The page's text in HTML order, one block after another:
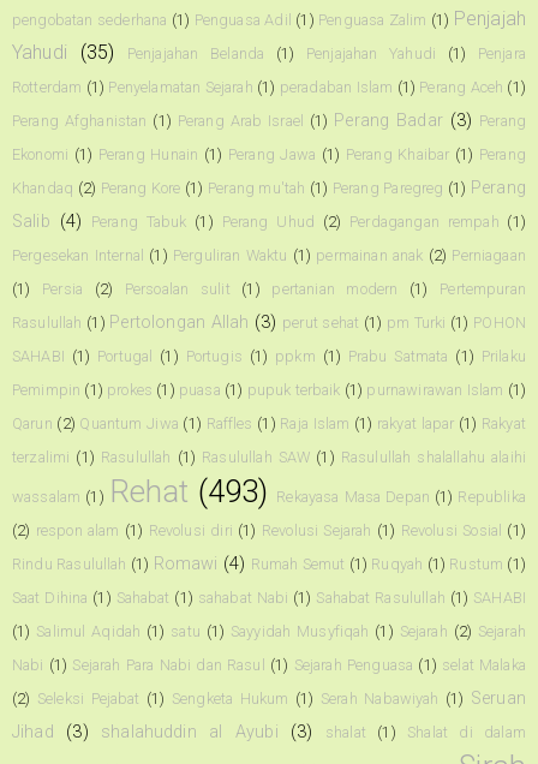
pengobatan sederhana (1) Penguasa Adil (1) Penguasa Zalim (1) Penjajah
Yahudi
(35) Penjajahan Belanda (1) Penjajahan Yahudi (1)
Penjara
Rotterdam (1) Penyelamatan Sejarah (1) peradaban Islam (1) Perang Aceh (1)
Perang Afghanistan (1) Perang Arab Israel (1) Perang Badar (3) Perang
Ekonomi (1) Perang Hunain (1) Perang Jawa (1) Perang Khaibar (1) Perang
Khandaq (2) Perang Kore (1) Perang mu'tah (1) Perang Paregreg (1) Perang
Salib (4) Perang Tabuk (1) Perang Uhud (2) Perdagangan rempah (1)
Pergesekan Internal (1) Perguliran Waktu (1) permainan anak (2) Perniagaan
(1)
Persia (2) Persoalan sulit (1) pertanian modern (1)
Pertempuran
Rasulullah (1) Pertolongan Allah (3) perut sehat (1) pm Turki (1) POHON
SAHABI (1) Portugal (1) Portugis (1) ppkm (1) Prabu Satmata (1) Prilaku
Pemimpin (1) prokes (1) puasa (1) pupuk terbaik (1) purnawirawan Islam (1)
Qarun (2) Quantum Jiwa (1) Raffles (1) Raja Islam (1) rakyat lapar (1) Rakyat
terzalimi (1) Rasulullah (1) Rasulullah SAW (1) Rasulullah shalallahu alaihi
wassalam (1) Rehat (493) Rekayasa Masa Depan (1) Republika
(2) respon alam (1) Revolusi diri (1) Revolusi Sejarah (1) Revolusi Sosial (1)
Rindu Rasulullah (1) Romawi (4) Rumah Semut (1) Ruqyah (1) Rustum (1)
Saat Dihina (1) Sahabat (1) sahabat Nabi (1) Sahabat Rasulullah (1) SAHABI
(1) Salimul Aqidah (1) satu (1) Sayyidah Musyfiqah (1) Sejarah (2) Sejarah
Nabi (1) Sejarah Para Nabi dan Rasul (1) Sejarah Penguasa (1) selat Malaka
(2) Seleksi Pejabat (1) Sengketa Hukum (1) Serah Nabawiyah (1) Seruan
Jihad
(3) shalahuddin al Ayubi (3) shalat (1) Shalat di dalam